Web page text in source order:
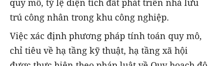
quy mô, tỷ lệ diện tích đất phát triển nhà lưu
trú công nhân trong khu công nghiệp.
Việc xác định phương pháp tính toán quy mô,
chỉ tiêu về hạ tầng kỹ thuật, hạ tầng xã hội